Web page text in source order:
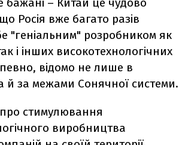
Росія вже багато разів
"геніальним" розробником як
і інших високотехнологічних
відомо не лише в
й за межами Сонячної системи.
стимулювання
виробництва